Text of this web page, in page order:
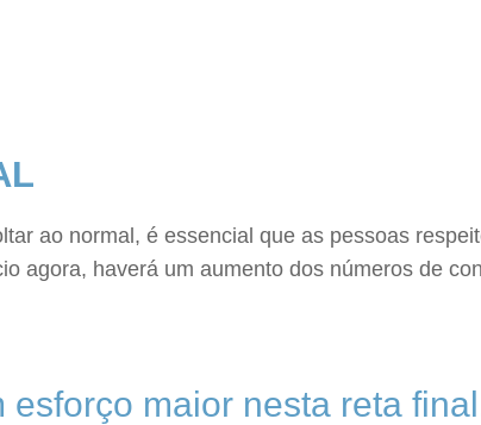
ao normal, é essencial que as pessoas
agora, haverá um aumento dos números de
esforço maior nesta reta